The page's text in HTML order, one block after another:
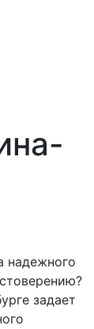
надежного
задает